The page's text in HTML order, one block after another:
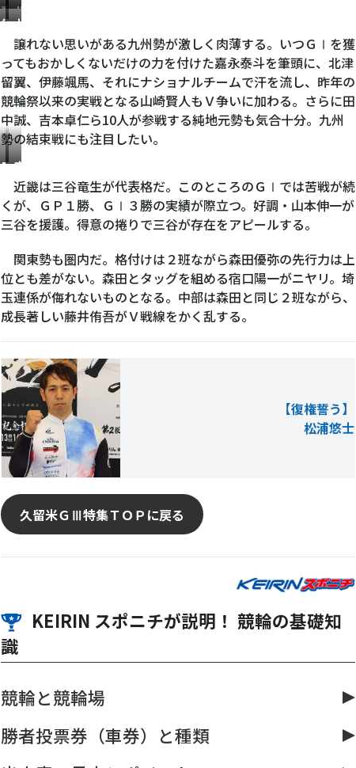
嘉
斗
北
留
翼
伊
颯
馬
山
崎
賢
人
譲れない思いがある九州勢が激しく肉薄する。いつＧⅠを獲
ってもおかしくないだけの力を付けた嘉永泰斗を筆頭に、北津
留翼、伊藤颯馬、それにナショナルチームで汗を流し、昨年の
競輪祭以来の実戦となる山崎賢人もＶ争いに加わる。さらに田
中誠、吉本卓仁ら10人が参戦する純地元勢も気合十分。九州
勢の結束戦にも注目したい。
三
竜
生
森
田
優
弥
近畿は三谷竜生が代表格だ。このところのＧⅠでは苦戦が続
くが、ＧＰ１勝、ＧⅠ３勝の実績が際立つ。好調・山本伸一が
三谷を援護。得意の捲りで三谷が存在をアピールする。
関東勢も圏内だ。格付けは２班ながら森田優弥の先行力は上
位とも差がない。森田とタッグを組める宿口陽一がニヤリ。埼
玉連係が侮れないものとなる。中部は森田と同じ２班ながら、
成長著しい藤井侑吾がＶ戦線をかく乱する。
【復権誓う】
松浦悠士
久留米ＧⅢ特集ＴＯＰに戻る
KEIRIN スポニチが説明！ 競輪の基礎知
識
競輪と競輪場
勝者投票券（車券）と種類